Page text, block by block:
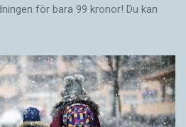
för bara 99 kronor! Du kan